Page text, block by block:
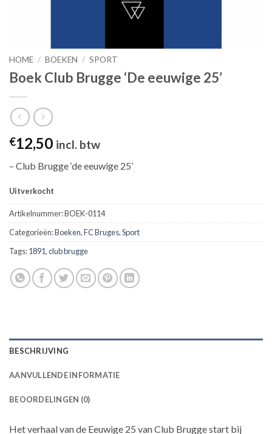
HOME / BOEKEN / SPORT
Boek Club Brugge ‘De eeuwige 25’
€12,50 incl. btw
– Club Brugge ‘de eeuwige 25’
Uitverkocht
Artikelnummer:BOEK-0114
Categorieën:Boeken,FC Bruges,Sport
Tags:1891,club brugge
BESCHRIJVING
AANVULLENDE INFORMATIE
BEOORDELINGEN (0)
Het verhaal van de Eeuwige 25 van Club Brugge start bij